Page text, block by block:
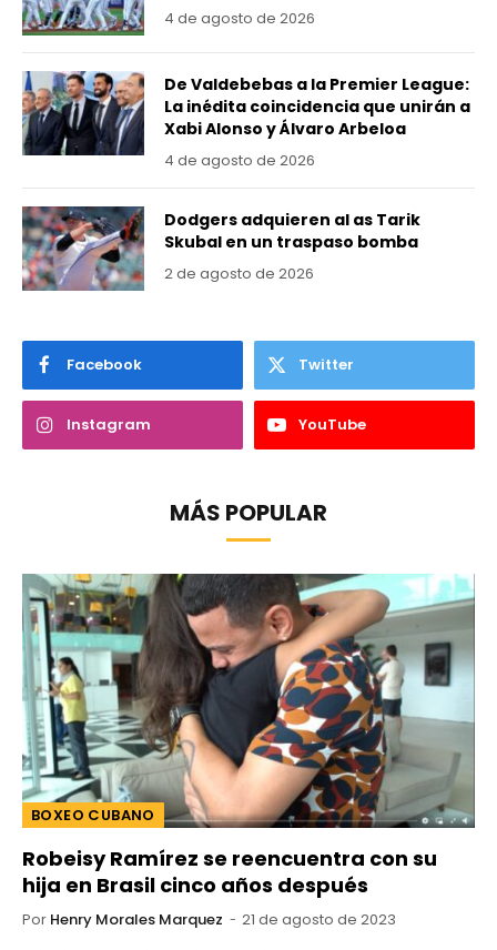
4 de agosto de 2026
De Valdebebas a la Premier League:
La inédita coincidencia que unirán a
Xabi Alonso y Álvaro Arbeloa
4 de agosto de 2026
Dodgers adquieren al as Tarik
Skubal en un traspaso bomba
2 de agosto de 2026
Facebook Twitter
Instagram YouTube
MÁS POPULAR
BOXEO CUBANO
Robeisy Ramírez se reencuentra con su
hija en Brasil cinco años después
Por Henry Morales Marquez 21 de agosto de 2023